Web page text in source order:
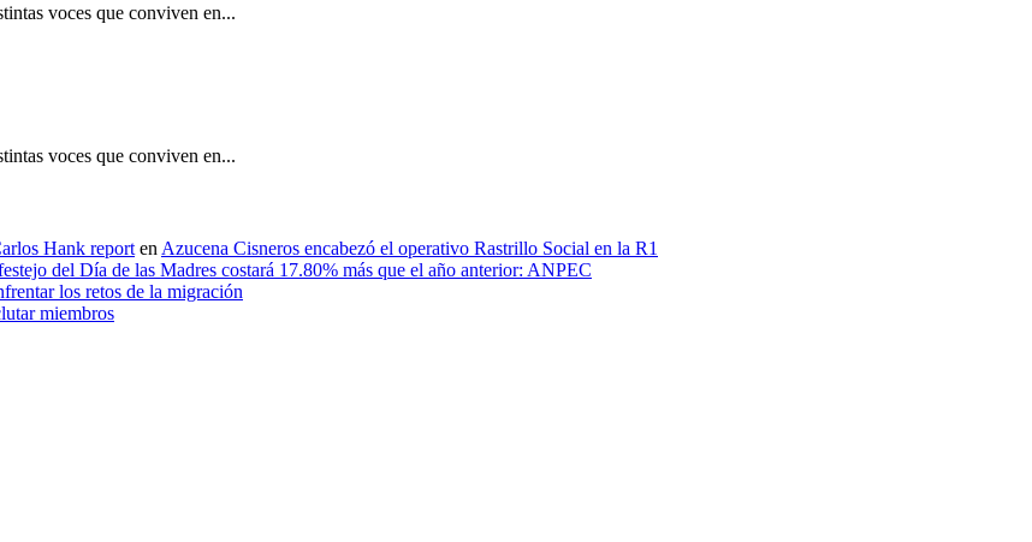
voces que conviven en...
voces que conviven en...
Hank report en Azucena Cisneros encabezó el operativo Rastrillo Social en la R1
del Día de las Madres costará 17.80% más que el año anterior: ANPEC
los retos de la migración
miembros